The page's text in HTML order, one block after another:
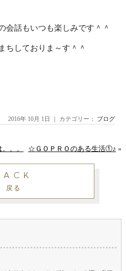
会話もいつも楽しみです＾＾
しておりま～す＾＾
2016年 10月 1日 ｜ カテゴリー： ブログ
。。 ☆ＧＯＰＲＯのある生活①♪ »
戻る